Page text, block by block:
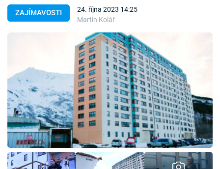
Témata
Pořady
TV Program
Časopis
Sledujte prima+
ZAJÍMAVOSTI
24. října 2023 14:25
Martin Kolář